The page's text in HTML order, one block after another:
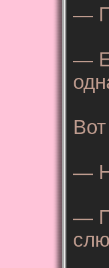
—
—
—
—